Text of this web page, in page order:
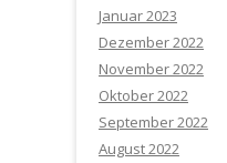
Januar 2023
Dezember 2022
November 2022
Oktober 2022
September 2022
August 2022